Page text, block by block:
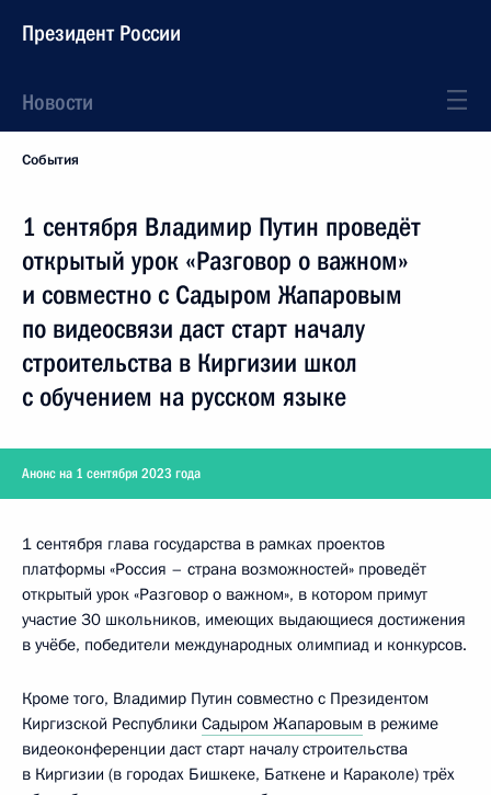
Президент России
Новости
События
1 сентября Владимир Путин проведёт
открытый урок «Разговор о важном»
и совместно с Садыром Жапаровым
по видеосвязи даст старт началу
строительства в Киргизии школ
с обучением на русском языке
Анонс на 1 сентября 2023 года
1 сентября глава государства в рамках проектов
платформы «Россия – страна возможностей» проведёт
открытый урок «Разговор о важном», в котором примут
участие 30 школьников, имеющих выдающиеся достижения
в учёбе, победители международных олимпиад и конкурсов.
Кроме того, Владимир Путин совместно с Президентом
Киргизской Республики Садыром Жапаровым в режиме
видеоконференции даст старт началу строительства
в Киргизии (в городах Бишкеке, Баткене и Караколе) трёх